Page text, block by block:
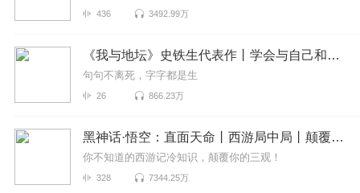
436 3492.99万
《我与地坛》史铁生代表作丨学会与自己和解丨人生真谛
句句不离死，字字都是生
26 866.23万
黑神话·悟空：直面天命丨西游局中局丨颠覆解读西游记
你不知道的西游记冷知识，颠覆你的三观！
328 7344.25万